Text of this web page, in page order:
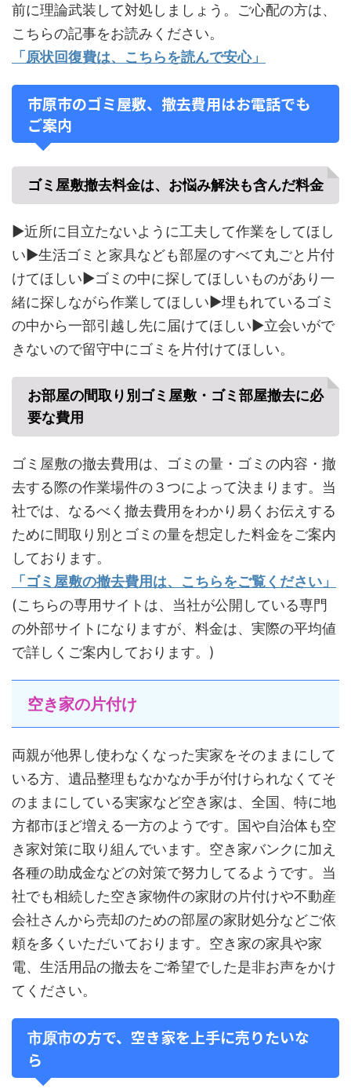
前に理論武装して対処しましょう。ご心配の方は、
こちらの記事をお読みください。
「原状回復費は、こちらを読んで安心」
市原市のゴミ屋敷、撤去費用はお電話でも
ご案内
ゴミ屋敷撤去料金は、お悩み解決も含んだ料金
▶近所に目立たないように工夫して作業をしてほし
い▶生活ゴミと家具なども部屋のすべて丸ごと片付
けてほしい▶ゴミの中に探してほしいものがあり一
緒に探しながら作業してほしい▶埋もれているゴミ
の中から一部引越し先に届けてほしい▶立会いがで
きないので留守中にゴミを片付けてほしい。
お部屋の間取り別ゴミ屋敷・ゴミ部屋撤去に必
要な費用
ゴミ屋敷の撤去費用は、ゴミの量・ゴミの内容・撤
去する際の作業場件の３つによって決まります。当
社では、なるべく撤去費用をわかり易くお伝えする
ために間取り別とゴミの量を想定した料金をご案内
しております。
「ゴミ屋敷の撤去費用は、こちらをご覧ください」
(こちらの専用サイトは、当社が公開している専門
の外部サイトになりますが、料金は、実際の平均値
で詳しくご案内しております。)
空き家の片付け
両親が他界し使わなくなった実家をそのままにして
いる方、遺品整理もなかなか手が付けられなくてそ
のままにしている実家など空き家は、全国、特に地
方都市ほど増える一方のようです。国や自治体も空
き家対策に取り組んでいます。空き家バンクに加え
各種の助成金などの対策で努力してるようです。当
社でも相続した空き家物件の家財の片付けや不動産
会社さんから売却のための部屋の家財処分などご依
頼を多くいただいております。空き家の家具や家
電、生活用品の撤去をご希望でした是非お声をかけ
てください。
市原市の方で、空き家を上手に売りたいな
ら